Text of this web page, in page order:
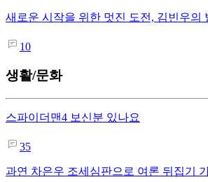
새로운 시작을 위한 멋진 도전, 김빈우의
10
생활/문화
스파이더맨4 보신분 있나요
35
과연 차은우 조세심판으로 여론 뒤집기